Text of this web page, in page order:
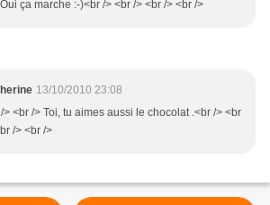
ça marche :-)<br /> <br /> <br /> <br />
13/10/2010 23:08
> <br /> Toi, tu aimes aussi le chocolat .<br /> <br
/> <br />